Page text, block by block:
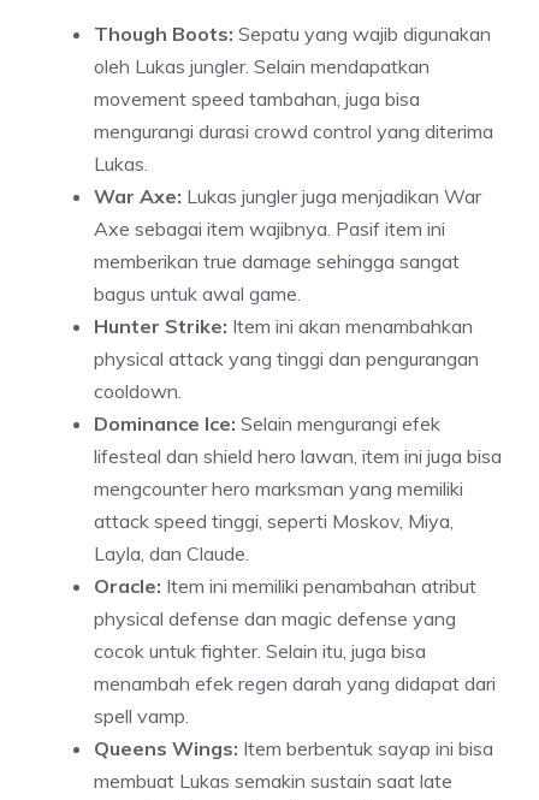
Though Boots: Sepatu yang wajib digunakan
oleh Lukas jungler. Selain mendapatkan
movement speed tambahan, juga bisa
mengurangi durasi crowd control yang diterima
Lukas.
War Axe: Lukas jungler juga menjadikan War
Axe sebagai item wajibnya. Pasif item ini
memberikan true damage sehingga sangat
bagus untuk awal game.
Hunter Strike: Item ini akan menambahkan
physical attack yang tinggi dan pengurangan
cooldown.
Dominance Ice: Selain mengurangi efek
lifesteal dan shield hero lawan, item ini juga bisa
mengcounter hero marksman yang memiliki
attack speed tinggi, seperti Moskov, Miya,
Layla, dan Claude.
Oracle: Item ini memiliki penambahan atribut
physical defense dan magic defense yang
cocok untuk fighter. Selain itu, juga bisa
menambah efek regen darah yang didapat dari
spell vamp.
Queens Wings: Item berbentuk sayap ini bisa
membuat Lukas semakin sustain saat late